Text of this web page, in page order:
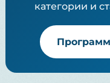
категории и